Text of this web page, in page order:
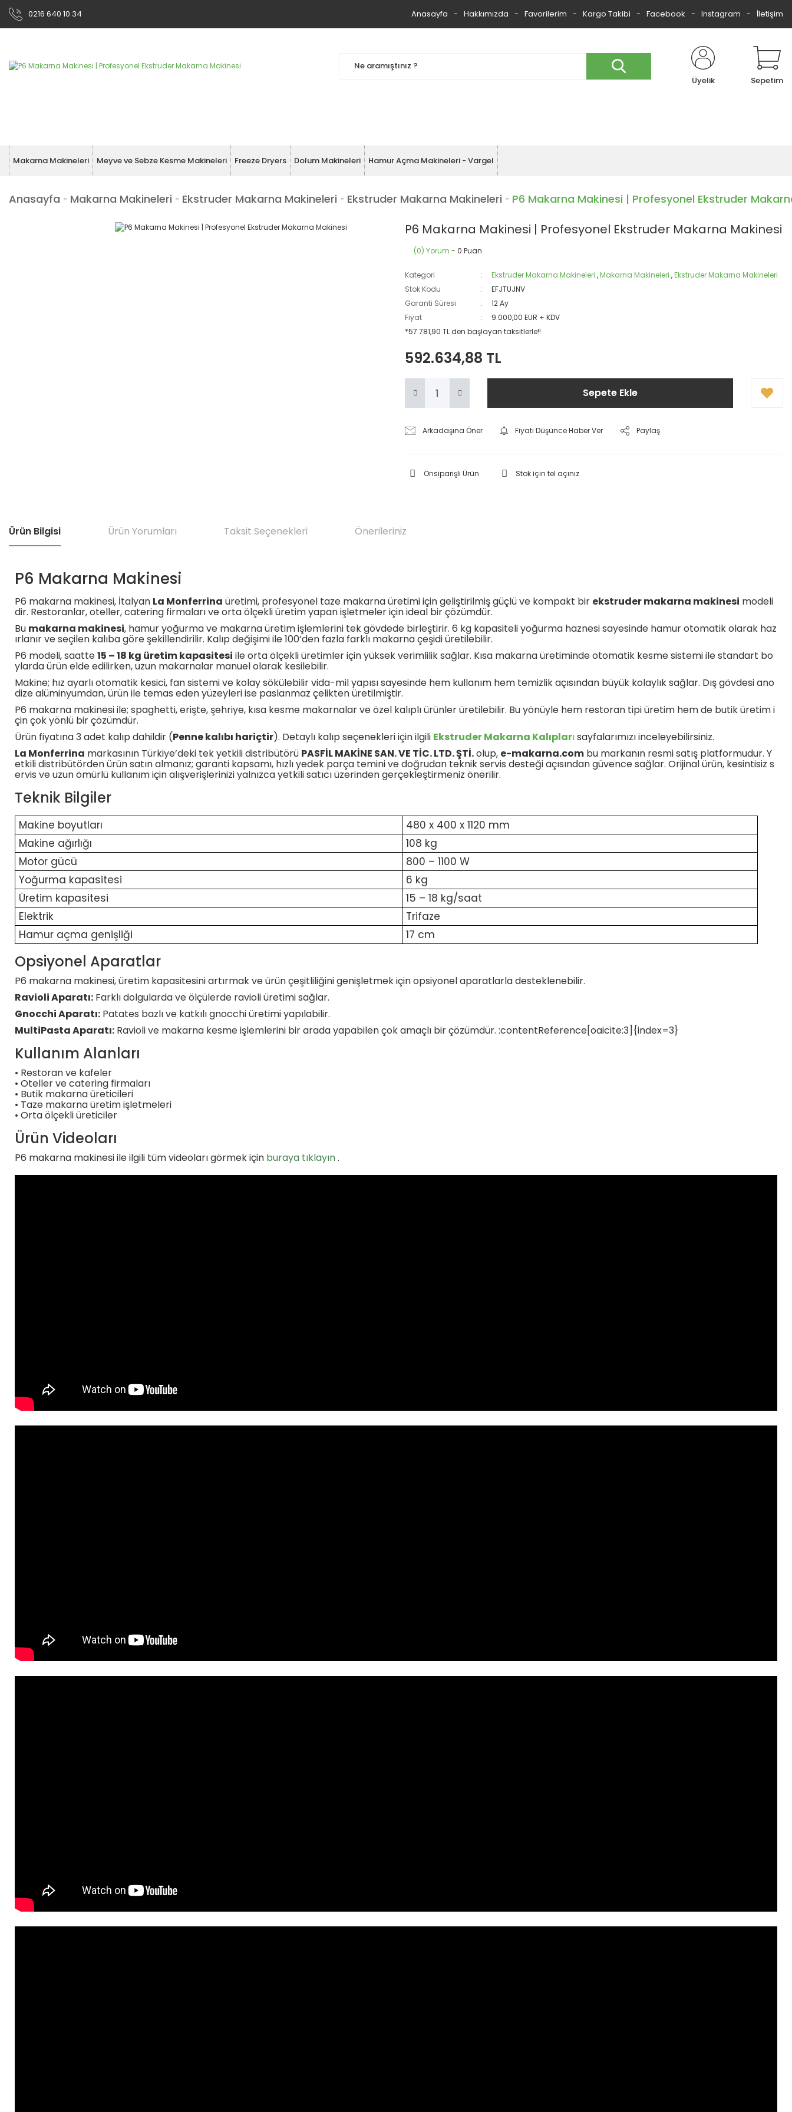
0216 640 10 34 Anasayfa Hakkımızda Favorilerim Kargo Takibi Facebook Instagram İletişim
Üyelik Sepetim
Makarna Makineleri Meyve ve Sebze Kesme Makineleri Freeze Dryers Dolum Makineleri Hamur Açma Makineleri - Vargel
Anasayfa Makarna Makineleri Ekstruder Makarna Makineleri Ekstruder Makarna Makineleri P6 Makarna Makinesi | Profesyonel Ekstruder
P6 Makarna Makinesi | Profesyonel Ekstruder Makarna Makinesi
(0) Yorum - 0 Puan
Kategori Ekstruder Makarna Makineleri ,Makarna Makineleri ,Ekstruder Makarna Makineleri
Stok Kodu
EFJTUJNV
Garanti Süresi
12 Ay
Fiyat
9.000,00 EUR + KDV
*57.781,90 TL den başlayan taksitlerle!!
592.634,88 TL
Sepete Ekle
Arkadaşına Öner Fiyatı Düşünce Haber Ver Paylaş
Önsiparişli Ürün Stok için tel açınız
Ürün Bilgisi Ürün Yorumları Taksit Seçenekleri Önerileriniz
P6 Makarna Makinesi
P6 makarna makinesi, İtalyan La Monferrina üretimi, profesyonel taze makarna üretimi için geliştirilmiş güçlü ve kompakt bir ekstruder makarna makinesi modeli
dir. Restoranlar, oteller, catering firmaları ve orta ölçekli üretim yapan işletmeler için ideal bir çözümdür.
Bu makarna makinesi, hamur yoğurma ve makarna üretim işlemlerini tek gövdede birleştirir. 6 kg kapasiteli yoğurma haznesi sayesinde hamur otomatik olarak haz
ırlanır ve seçilen kalıba göre şekillendirilir. Kalıp değişimi ile 100’den fazla farklı makarna çeşidi üretilebilir.
P6 modeli, saatte15 – 18 kg üretim kapasitesi ile orta ölçekli üretimler için yüksek verimlilik sağlar. Kısa makarna üretiminde otomatik kesme sistemi ile standart bo
ylarda ürün elde edilirken, uzun makarnalar manuel olarak kesilebilir.
Makine; hız ayarlı otomatik kesici, fan sistemi ve kolay sökülebilir vida-mil yapısı sayesinde hem kullanım hem temizlik açısından büyük kolaylık sağlar. Dış gövdesi ano
dize alüminyumdan, ürün ile temas eden yüzeyleri ise paslanmaz çelikten üretilmiştir.
P6 makarna makinesi ile; spaghetti, erişte, şehriye, kısa kesme makarnalar ve özel kalıplı ürünler üretilebilir. Bu yönüyle hem restoran tipi üretim hem de butik üretim i
çin çok yönlü bir çözümdür.
Ürün fiyatına 3 adet kalıp dahildir (Penne kalıbı hariçtir). Detaylı kalıp seçenekleri için ilgili Ekstruder Makarna Kalıplarısayfalarımızı inceleyebilirsiniz.
La Monferrina markasının Türkiye’deki tek yetkili distribütörü PASFİL MAKİNE SAN. VE TİC. LTD. ŞTİ.olup, e-makarna.com bu markanın resmi satış platformudur. Y
etkili distribütörden ürün satın almanız; garanti kapsamı, hızlı yedek parça temini ve doğrudan teknik servis desteği açısından güvence sağlar. Orijinal ürün, kesintisiz s
ervis ve uzun ömürlü kullanım için alışverişlerinizi yalnızca yetkili satıcı üzerinden gerçekleştirmeniz önerilir.
Teknik Bilgiler
Makine boyutları
480 x 400 x 1120 mm
Makine ağırlığı
108 kg
Motor gücü
800 – 1100 W
Yoğurma kapasitesi
6 kg
Üretim kapasitesi
15 – 18 kg/saat
Elektrik
Trifaze
Hamur açma genişliği
17 cm
Opsiyonel Aparatlar
P6 makarna makinesi, üretim kapasitesini artırmak ve ürün çeşitliliğini genişletmek için opsiyonel aparatlarla desteklenebilir.
Ravioli Aparatı: Farklı dolgularda ve ölçülerde ravioli üretimi sağlar.
Gnocchi Aparatı: Patates bazlı ve katkılı gnocchi üretimi yapılabilir.
MultiPasta Aparatı: Ravioli ve makarna kesme işlemlerini bir arada yapabilen çok amaçlı bir çözümdür. :contentReference[oaicite:3]{index=3}
Kullanım Alanları
• Restoran ve kafeler
• Oteller ve catering firmaları
• Butik makarna üreticileri
• Taze makarna üretim işletmeleri
• Orta ölçekli üreticiler
Ürün Videoları
P6 makarna makinesi ile ilgili tüm videoları görmek için buraya tıklayın.